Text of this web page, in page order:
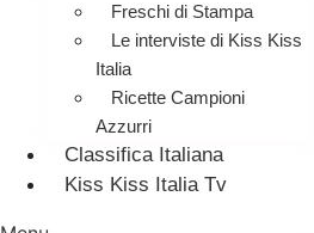
Freschi di Stampa
Le interviste di Kiss Kiss
Italia
Ricette Campioni
Azzurri
Classifica Italiana
Kiss Kiss Italia Tv